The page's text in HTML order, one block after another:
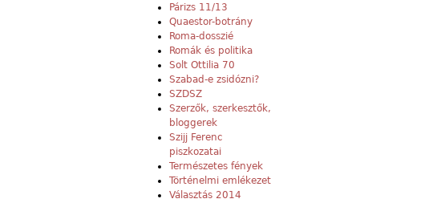
Párizs 11/13
Quaestor-botrány
Roma-dosszié
Romák és politika
Solt Ottilia 70
Szabad-e zsidózni?
SZDSZ
Szerzők, szerkesztők,
bloggerek
Szijj Ferenc
piszkozatai
Természetes fények
Történelmi emlékezet
Választás 2014